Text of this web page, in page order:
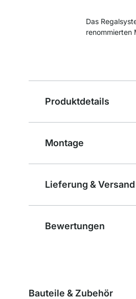
Das
renommierten
Produktdetails
Montage
Lieferung & Versand
Bewertungen
Bauteile & Zubehör